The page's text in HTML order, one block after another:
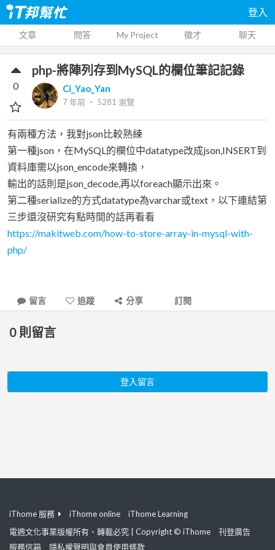
登入
文章 問答 My Project 徵才 聊天
php-將陣列存到MySQL的欄位筆記記錄
Ci_Yao_Yan
7 年前 ‧ 5281 瀏覽
0
有兩種方法，我對json比較熟練
第一種json，在MySQL的欄位中datatype改成json,INSERT到
資料庫需以json_encode來轉換，
輸出的話則是json_decode,再以foreach顯示出來。
第二種serialize的方式datatype為varchar或text，以下連結第
三步還沒研究有點時間的話再看看
https://makitweb.com/how-to-store-array-in-mysql-with-
php/
留言 追蹤 分享 訂閱
0 則留言
登入留言
iThome 服務 iThome online
iThome Learning
電週文化事業版權所有、轉載必究 | Copyright © iThome
刊登廣告
服務信箱
隱私權聲明與會員使用條款